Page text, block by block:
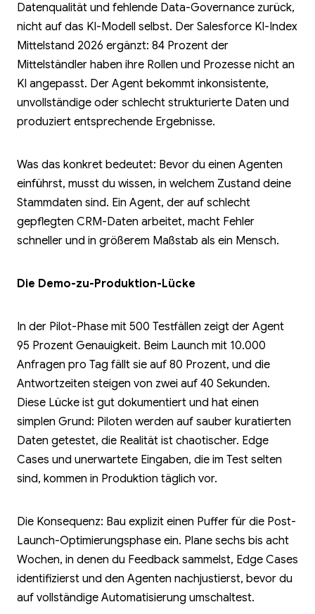
Datenqualität und fehlende Data-Governance zurück,
nicht auf das KI-Modell selbst. Der Salesforce KI-Index
Mittelstand 2026 ergänzt: 84 Prozent der
Mittelständler haben ihre Rollen und Prozesse nicht an
KI angepasst. Der Agent bekommt inkonsistente,
unvollständige oder schlecht strukturierte Daten und
produziert entsprechende Ergebnisse.
Was das konkret bedeutet: Bevor du einen Agenten
einführst, musst du wissen, in welchem Zustand deine
Stammdaten sind. Ein Agent, der auf schlecht
gepflegten CRM-Daten arbeitet, macht Fehler
schneller und in größerem Maßstab als ein Mensch.
Die Demo-zu-Produktion-Lücke
In der Pilot-Phase mit 500 Testfällen zeigt der Agent
95 Prozent Genauigkeit. Beim Launch mit 10.000
Anfragen pro Tag fällt sie auf 80 Prozent, und die
Antwortzeiten steigen von zwei auf 40 Sekunden.
Diese Lücke ist gut dokumentiert und hat einen
simplen Grund: Piloten werden auf sauber kuratierten
Daten getestet, die Realität ist chaotischer. Edge
Cases und unerwartete Eingaben, die im Test selten
sind, kommen in Produktion täglich vor.
Die Konsequenz: Bau explizit einen Puffer für die Post-
Launch-Optimierungsphase ein. Plane sechs bis acht
Wochen, in denen du Feedback sammelst, Edge Cases
identifizierst und den Agenten nachjustierst, bevor du
auf vollständige Automatisierung umschaltest.